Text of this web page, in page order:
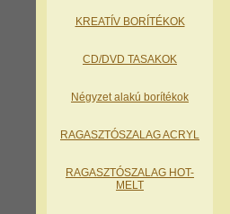
KREATÍV BORÍTÉKOK
CD/DVD TASAKOK
Négyzet alakú borítékok
RAGASZTÓSZALAG ACRYL
RAGASZTÓSZALAG HOT-
MELT